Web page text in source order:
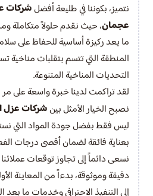
نتميز، بكوننا في طليعة أفضلشركات
عجمان، حيث نقدم حلولاً متكاملة
ما يعد ركيزة أساسية للحفاظ على
المنطقة التي تتسم بتقلبات مناخية
التحديات المناخية المتنوعة.
لقد تراكمت لدينا خبرة واسعة على مر
نصبح الخيار الأمثل بينشركات عزل
ليس فقط بفضل جودة المواد التي
بعناية فائقة لضمان أقصى درجات
نسعى دائماً إلى تجاوز توقعات
دقيقة وموثوقة، بدءاً من المعاينة